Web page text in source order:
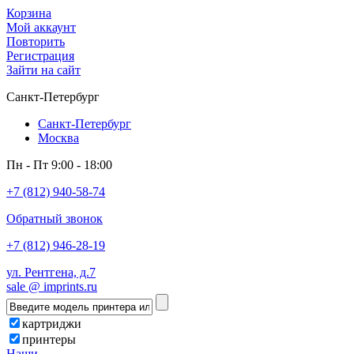
Корзина
Мой аккаунт
Повторить
Регистрация
Зайти на сайт
Санкт-Петербург
Санкт-Петербург
Москва
Пн - Пт 9:00 - 18:00
+7 (812) 940-58-74
Обратный звонок
+7 (812) 946-28-19
ул. Рентгена, д.7
sale @ imprints.ru
картриджи
принтеры